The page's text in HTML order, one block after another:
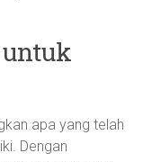
apa yang telah
Dengan